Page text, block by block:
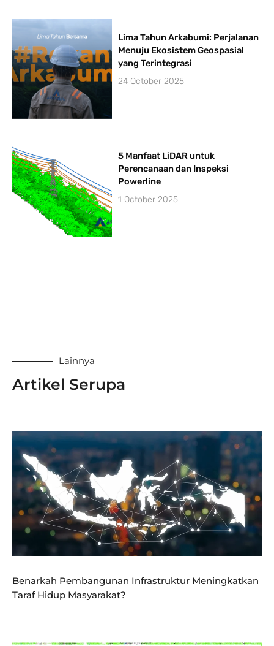
Lima Tahun Arkabumi: Perjalanan
Menuju Ekosistem Geospasial
yang Terintegrasi
24 October 2025
5 Manfaat LiDAR untuk
Perencanaan dan Inspeksi
Powerline
1 October 2025
Lainnya
Artikel Serupa
Benarkah Pembangunan Infrastruktur Meningkatkan
Taraf Hidup Masyarakat?